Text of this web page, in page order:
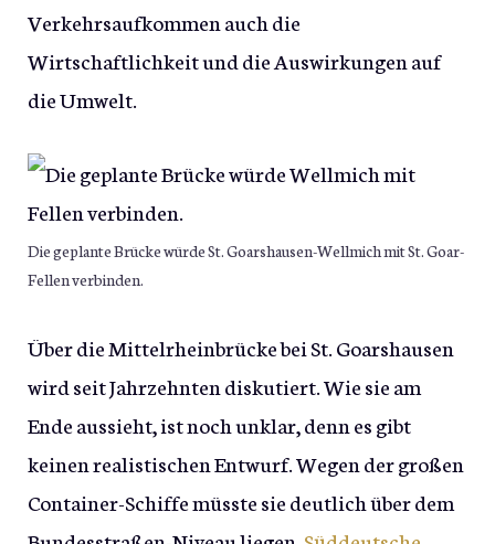
Verkehrsaufkommen auch die
Wirtschaftlichkeit und die Auswirkungen auf
die Umwelt.
Die geplante Brücke würde St. Goarshausen-Wellmich mit St. Goar-
Fellen verbinden.
Über die Mittelrheinbrücke bei St. Goarshausen
wird seit Jahrzehnten diskutiert. Wie sie am
Ende aussieht, ist noch unklar, denn es gibt
keinen realistischen Entwurf. Wegen der großen
Container-Schiffe müsste sie deutlich über dem